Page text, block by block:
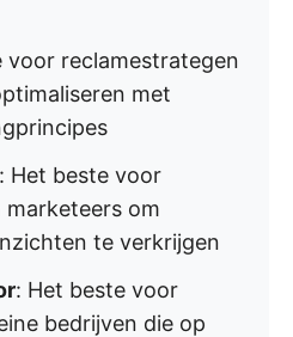
voor reclamestrategen
met
: Het beste voor
om
te verkrijgen
: Het beste voor
bedrijven die op